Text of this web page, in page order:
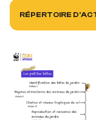
RÉPERTOIRE